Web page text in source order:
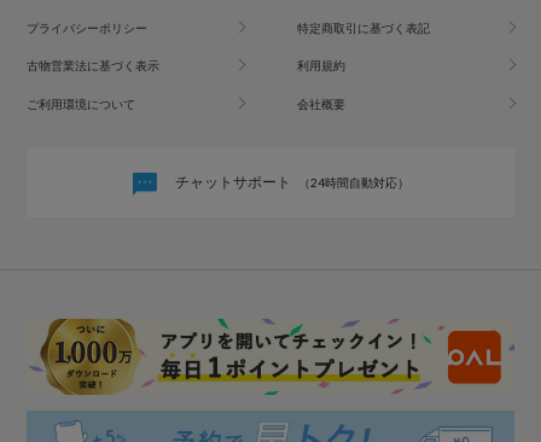
プライバシーポリシー 特定商取引に基づく表記
古物営業法に基づく表示 利用規約
ご利用環境について 会社概要
チャットサポート （24時間自動対応）